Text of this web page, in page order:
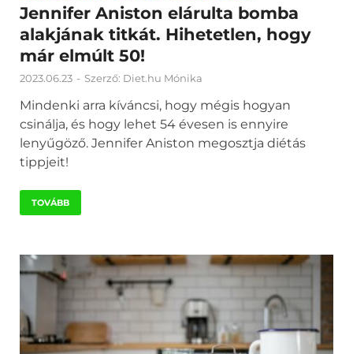
Jennifer Aniston elárulta bomba
alakjának titkát. Hihetetlen, hogy
már elmúlt 50!
2023.06.23 - Szerző: Diet.hu Mónika
Mindenki arra kíváncsi, hogy mégis hogyan
csinálja, és hogy lehet 54 évesen is ennyire
lenyűgöző. Jennifer Aniston megosztja diétás
tippjeit!
TOVÁBB